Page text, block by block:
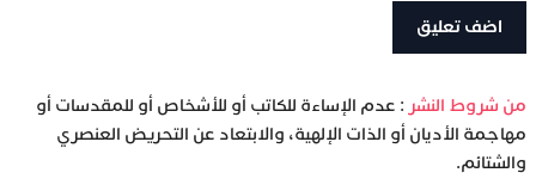
‫من شروط النشر : عدم الإساءة للكاتب أو للأشخاص أو للمقدسات أو
مهاجمة الأديان أو الذات الإلهية، والابتعاد عن التحريض العنصري
والشتائم.